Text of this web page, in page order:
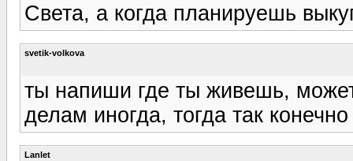
Света, а когда планируешь
svetik-volkova
ты напиши где ты живешь,
делам иногда, тогда так
Lanlet